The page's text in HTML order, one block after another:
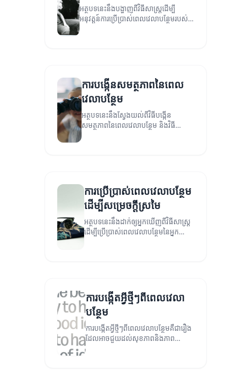
អត្ថបទនេះនឹងបង្ហាញពីវិធីសាស្ត្រដើម្បី
អនុវត្តន៍ការប្រើប្រាស់ពេលវេលាបន្ថែមរបស់
ការបង្កើនសមត្ថភាពនៃពេល
វេលាបន្ថែម
អត្ថបទនេះនឹងស្វែងយល់ពីវិធីបង្កើន
សមត្ថភាពនៃពេលវេលាបន្ថែម និងវិធី
ការប្រើប្រាស់ពេលវេលាបន្ថែម
ដើម្បីសម្រេចក្តីស្រមៃ
អត្ថបទនេះនឹងដាក់ឲ្យអ្នកឃើញពីវិធីសាស្ត្រ
ដើម្បីប្រើប្រាស់ពេលវេលាបន្ថែមនៃអ្នក
សម្រេចក្តីស្រមៃរបស់អ្នក។
ការបង្កើតអ្វីថ្មីៗពីពេលវេលា
បន្ថែម
ការបង្កើតអ្វីថ្មីៗពីពេលវេលាបន្ថែមគឺជារឿង
ដែលអាចជួយដល់សុខភាពនិងភាព